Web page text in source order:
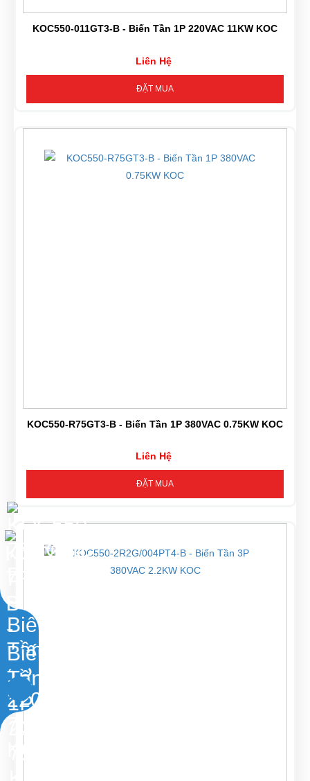
KOC550-011GT3-B - Biến Tần 1P 220VAC 11KW KOC
Liên Hệ
ĐẶT MUA
KOC550-R75GT3-B - Biến Tần 1P 380VAC 0.75KW KOC
Liên Hệ
ĐẶT MUA